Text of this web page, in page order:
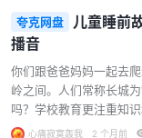
子…...
帝的传说，系统梳理了
日、精卫填海、羿射九
智慧与发明：伏羲教人
先民的创造与探索。 民
来、鲤鱼跃龙门等…...
夸克网盘
儿童睡前
播音
你们跟爸爸妈妈一起去
岭之间。人们常称长城
吗？学校教育更注重知
小培养孩子的人文知识
心痛寂寞轰我 2 个月前